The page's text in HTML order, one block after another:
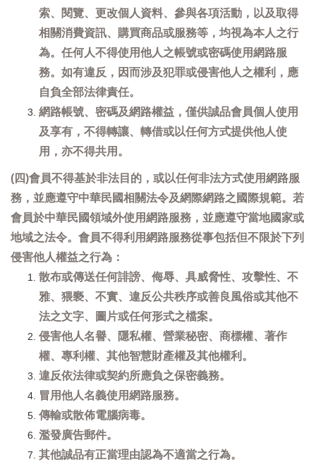
索、閱覽、更改個人資料、參與各項活動，以及取得
相關消費資訊、購買商品或服務等，均視為本人之行
為。任何人不得使用他人之帳號或密碼使用網路服
務。如有違反，因而涉及犯罪或侵害他人之權利，應
自負全部法律責任。
網路帳號、密碼及網路權益，僅供誠品會員個人使用
及享有，不得轉讓、轉借或以任何方式提供他人使
用，亦不得共用。
(四)會員不得基於非法目的，或以任何非法方式使用網路服
務，並應遵守中華民國相關法令及網際網路之國際規範。若
會員於中華民國領域外使用網路服務，並應遵守當地國家或
地域之法令。會員不得利用網路服務從事包括但不限於下列
侵害他人權益之行為：
散布或傳送任何誹謗、侮辱、具威脅性、攻擊性、不
雅、猥褻、不實、違反公共秩序或善良風俗或其他不
法之文字、圖片或任何形式之檔案。
侵害他人名譽、隱私權、營業秘密、商標權、著作
權、專利權、其他智慧財產權及其他權利。
違反依法律或契約所應負之保密義務。
冒用他人名義使用網路服務。
傳輸或散佈電腦病毒。
濫發廣告郵件。
其他誠品有正當理由認為不適當之行為。